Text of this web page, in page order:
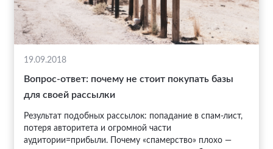
19.09.2018
Вопрос-ответ: почему не стоит покупать базы
для своей рассылки
Результат подобных рассылок: попадание в спам-лист,
потеря авторитета и огромной части
аудитории=прибыли. Почему «спамерство» плохо —